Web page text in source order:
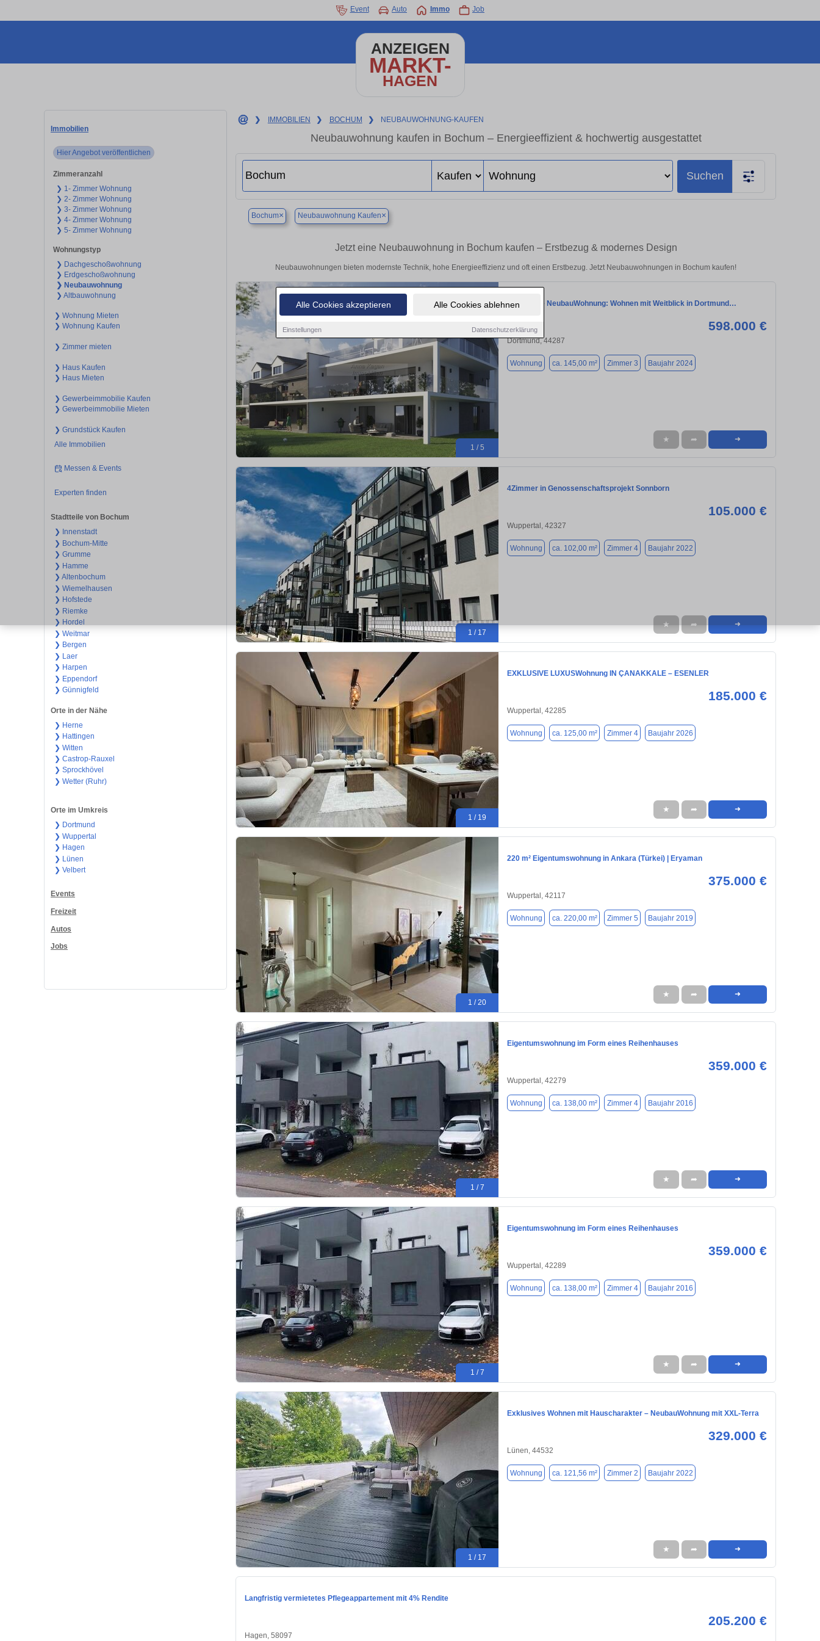
Alle Cookies akzeptieren Alle Cookies ablehnen
Einstellungen Datenschutzerklärung
Event Auto Immo Job
ANZEIGEN
MARKT-
HAGEN
Immobilien
Hier Angebot veröffentlichen
Zimmeranzahl
❯ 1- Zimmer Wohnung
❯ 2- Zimmer Wohnung
❯ 3- Zimmer Wohnung
❯ 4- Zimmer Wohnung
❯ 5- Zimmer Wohnung
Wohnungstyp
❯ Dachgeschoßwohnung
❯ Erdgeschoßwohnung
❯ Neubauwohnung
❯ Altbauwohnung
❯ Wohnung Mieten
❯ Wohnung Kaufen
❯ Zimmer mieten
❯ Haus Kaufen
❯ Haus Mieten
❯ Gewerbeimmobilie Kaufen
❯ Gewerbeimmobilie Mieten
❯ Grundstück Kaufen
Alle Immobilien
Messen & Events
Experten finden
Stadtteile von Bochum
❯ Innenstadt
❯ Bochum-Mitte
❯ Grumme
❯ Hamme
❯ Altenbochum
❯ Wiemelhausen
❯ Hofstede
❯ Riemke
❯ Hordel
❯ Weitmar
❯ Bergen
❯ Laer
❯ Harpen
❯ Eppendorf
❯ Günnigfeld
Orte in der Nähe
❯ Herne
❯ Hattingen
❯ Witten
❯ Castrop-Rauxel
❯ Sprockhövel
❯ Wetter (Ruhr)
Orte im Umkreis
❯ Dortmund
❯ Wuppertal
❯ Hagen
❯ Lünen
❯ Velbert
Events
Freizeit
Autos
Jobs
❯ IMMOBILIEN ❯ BOCHUM ❯ NEUBAUWOHNUNG-KAUFEN
Neubauwohnung kaufen in Bochum – Energieeffizient & hochwertig ausgestattet
Suchen
Bochum× Neubauwohnung Kaufen×
Jetzt eine Neubauwohnung in Bochum kaufen – Erstbezug & modernes Design
Neubauwohnungen bieten modernste Technik, hohe Energieeffizienz und oft einen Erstbezug. Jetzt Neubauwohnungen in Bochum kaufen!
1 / 5
"Exklusive NeubauWohnung: Wohnen mit Weitblick in Dortmund…
598.000 €
Dortmund, 44287
Wohnung ca. 145,00 m² Zimmer 3 Baujahr 2024
★ ➦ ➜
1 / 17
4Zimmer in Genossenschaftsprojekt Sonnborn
105.000 €
Wuppertal, 42327
Wohnung ca. 102,00 m² Zimmer 4 Baujahr 2022
★ ➦ ➜
1 / 19
EXKLUSIVE LUXUSWohnung IN ÇANAKKALE – ESENLER
185.000 €
Wuppertal, 42285
Wohnung ca. 125,00 m² Zimmer 4 Baujahr 2026
★ ➦ ➜
1 / 20
220 m² Eigentumswohnung in Ankara (Türkei) | Eryaman
375.000 €
Wuppertal, 42117
Wohnung ca. 220,00 m² Zimmer 5 Baujahr 2019
★ ➦ ➜
1 / 7
Eigentumswohnung im Form eines Reihenhauses
359.000 €
Wuppertal, 42279
Wohnung ca. 138,00 m² Zimmer 4 Baujahr 2016
★ ➦ ➜
1 / 7
Eigentumswohnung im Form eines Reihenhauses
359.000 €
Wuppertal, 42289
Wohnung ca. 138,00 m² Zimmer 4 Baujahr 2016
★ ➦ ➜
1 / 17
Exklusives Wohnen mit Hauscharakter – NeubauWohnung mit XXL-Terra
329.000 €
Lünen, 44532
Wohnung ca. 121,56 m² Zimmer 2 Baujahr 2022
★ ➦ ➜
Langfristig vermietetes Pflegeappartement mit 4% Rendite
205.200 €
Hagen, 58097